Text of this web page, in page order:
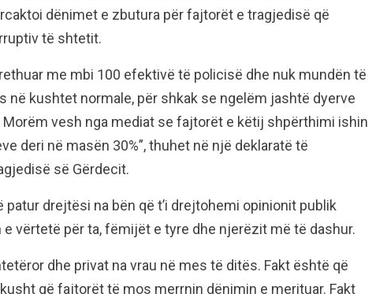
dënimet e zbutura për fajtorët e tragjedisë që
të shtetit.
me mbi 100 efektivë të policisë dhe nuk mundën të
në kushtet normale, për shkak se ngelëm jashtë dyerve
vesh nga mediat se fajtorët e këtij shpërthimi ishin
deri në masën 30%”, thuhet në një deklaratë të
së Gërdecit.
patur drejtësi na bën që t’i drejtohemi opinionit publik
vërtetë për ta, fëmijët e tyre dhe njerëzit më të dashur.
dhe privat na vrau në mes të ditës. Fakt është që
që fajtorët të mos merrnin dënimin e merituar. Fakt